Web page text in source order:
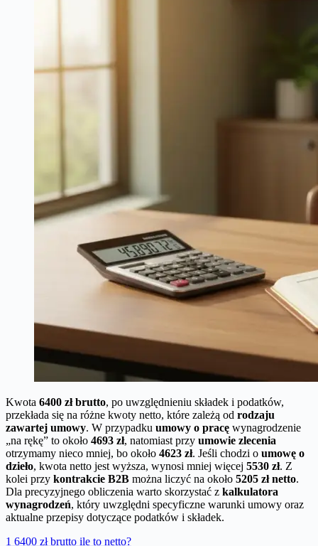
Kwota 6400 zł brutto, po uwzględnieniu składek i podatków,
przekłada się na różne kwoty netto, które zależą od rodzaju
zawartej umowy. W przypadku umowy o pracę wynagrodzenie
„na rękę” to około 4693 zł, natomiast przy umowie zlecenia
otrzymamy nieco mniej, bo około 4623 zł. Jeśli chodzi o umowę o
dzieło, kwota netto jest wyższa, wynosi mniej więcej 5530 zł. Z
kolei przy kontrakcie B2B można liczyć na około 5205 zł netto.
Dla precyzyjnego obliczenia warto skorzystać z kalkulatora
wynagrodzeń, który uwzględni specyficzne warunki umowy oraz
aktualne przepisy dotyczące podatków i składek.
1 6400 zł brutto ile to netto?